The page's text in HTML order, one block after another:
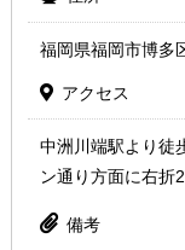
福岡県福岡市博多
アクセス
中洲川端駅より徒
ン通り方面に右折
備考